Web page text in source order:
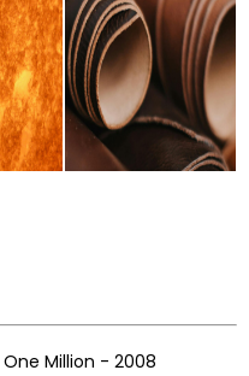
One Million - 2008